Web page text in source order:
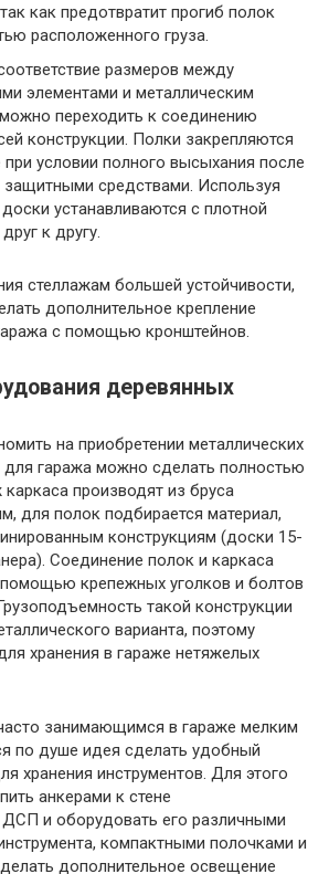
как предотвратит прогиб полок
расположенного груза.
размеров между
элементами и металлическим
переходить к соединению
конструкции. Полки закрепляются
при условии полного высыхания после
защитными средствами. Используя
устанавливаются с плотной
к другу.
стеллажам большей устойчивости,
дополнительное крепление
с помощью кронштейнов.
деревянных
на приобретении металлических
для гаража можно сделать полностью
производят из бруса
для полок подбирается материал,
конструкциям (доски 15-
Соединение полок и каркаса
крепежных уголков и болтов
такой конструкции
варианта, поэтому
хранения в гараже нетяжелых
занимающимся в гараже мелким
по душе идея сделать удобный
хранения инструментов. Для этого
анкерами к стене
и оборудовать его различными
компактными полочками и
дополнительное освещение